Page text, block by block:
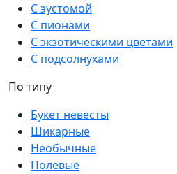
С эустомой
С пионами
С экзотическими цветами
С подсолнухами
По типу
Букет невесты
Шикарные
Необычные
Полевые